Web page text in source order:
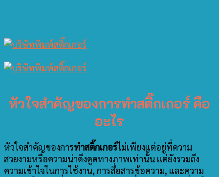
หัวใจสำคัญของการทำสติ๊กเกอร์ คือ
อะไร
หัวใจสำคัญของการทำสติ๊กเกอร์ไม่เพียงแต่อยู่ที่ความ
สวยงามหรือความน่าดึงดูดทางภาพเท่านั้น แต่ยังรวมถึง
ความเข้าใจในการใช้งาน, การสื่อสารข้อความ, และความ